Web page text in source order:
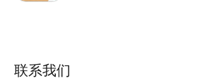
联系我们